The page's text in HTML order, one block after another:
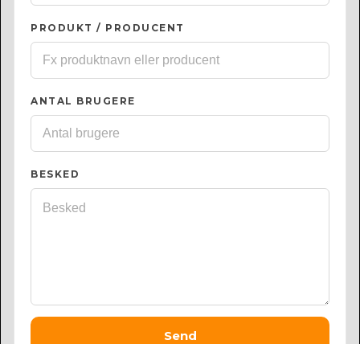
PRODUKT / PRODUCENT
ANTAL BRUGERE
BESKED
Send